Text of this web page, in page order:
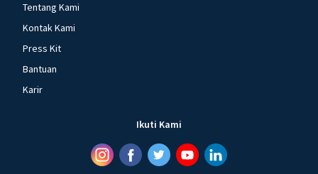
Tentang Kami
Kontak Kami
Press Kit
Bantuan
Karir
Ikuti Kami